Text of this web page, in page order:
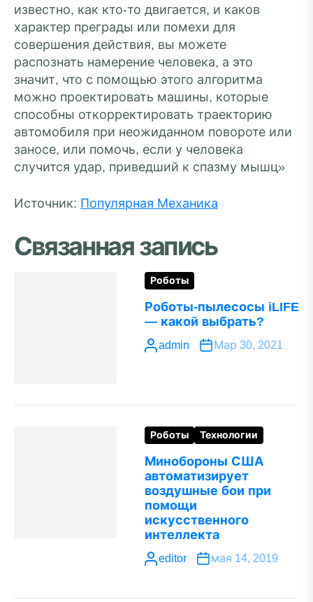
известно, как кто-то двигается, и каков
характер преграды или помехи для
совершения действия, вы можете
распознать намерение человека, а это
значит, что с помощью этого алгоритма
можно проектировать машины, которые
способны откорректировать траекторию
автомобиля при неожиданном повороте или
заносе, или помочь, если у человека
случится удар, приведший к спазму мышц»
Источник: Популярная Механика
Связанная запись
Роботы
Роботы-пылесосы iLIFE
— какой выбрать?
admin Мар 30, 2021
Роботы Технологии
Минобороны США
автоматизирует
воздушные бои при
помощи
искусственного
интеллекта
editor мая 14, 2019